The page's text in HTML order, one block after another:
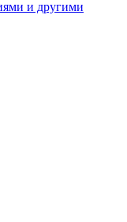
и другими